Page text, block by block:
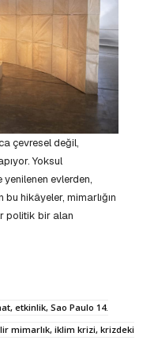
çevresel değil,
Yoksul
evlerden,
hikâyeler, mimarlığın
politik bir alan
etkinlik, Sao Paulo 14.
mimarlık, iklim krizi, krizdeki